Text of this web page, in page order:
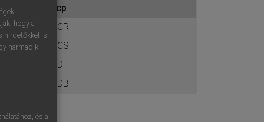
fcp
FCR
FCS
FD
FDB
hogy a
hirdetőkkel is
harmadik
és a